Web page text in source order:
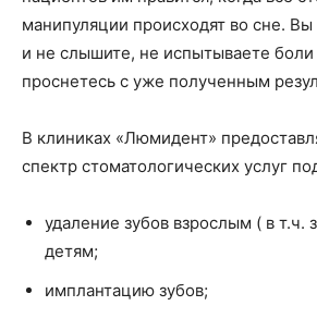
манипуляции происходят во сне.
и не слышите, не испытываете
проснетесь с уже полученным
В клиниках «Люмидент»
спектр стоматологических услуг
удаление зубов взрослым ( в т.ч.
детям;
имплантацию зубов;